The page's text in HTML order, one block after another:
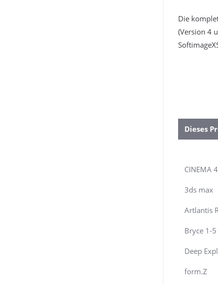
Die
(Version 4
Dieses
CINEMA
3ds max
Artlantis
Bryce 1-5
Deep
form.Z